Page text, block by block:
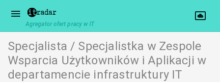
Agregator ofert pracy w IT
Specjalista / Specjalistka w Zespole
Wsparcia Użytkowników i Aplikacji w
departamencie infrastruktury IT